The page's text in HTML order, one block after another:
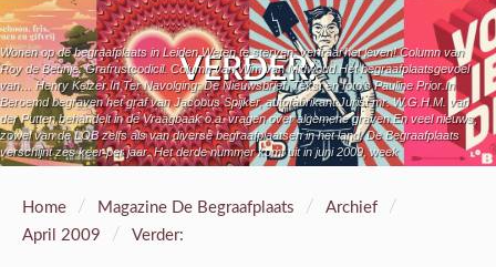
VERDER:
Wonen op de begraafplaats in Leiden.Weten te sterven: verfraai het leven! Column van
Roy de Beunje: Grafrustcodicil. Column van Wim van Midwoud.Het begraafplaatsgevoel
van… Henry Keizer.In Ter Navolging: De Nieuwsbrief. Tekst en foto’s Pauline Prior.In
Beroemd begraven het graf van Jacobus Spijker, autofabrikant.Jurist mr. W.G.H.M. van
der Putten behandelt in de Vraagbaak o.a. vragen over algemene graven.En veel nieuws,
zowel van de LOB zelfs als van diverse begraafplaatsen in het land. De Begraafplaats
verschijnt zes keer per jaar. Het derde nummer komt uit in juni 2009, week
Home / Magazine De Begraafplaats / Archief /
April 2009 / Verder: